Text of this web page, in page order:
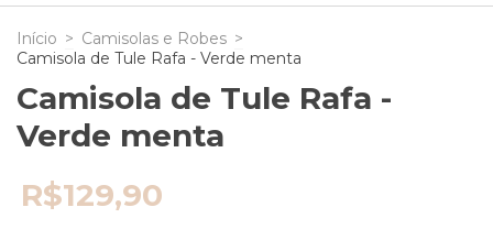
Início > Camisolas e Robes >
Camisola de Tule Rafa - Verde menta
Camisola de Tule Rafa -
Verde menta
R$129,90